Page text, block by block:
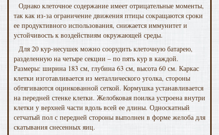
Однако клеточное содержание имеет отрицательные моменты,
так как из-за ограничение движения птицы сокращаются сроки
ее продуктивного использования, снижается иммунитет и
устойчивость к воздействиям окружающей среды.
Для 20 кур-несушек можно соорудить клеточную батарею,
разделенную на четыре секции – по пять кур в каждой.
Размеры: ширина 183 см, глубина 63 см, высота 60 см. Каркас
клетки изготавливается из металлического уголка, стороны
обтягиваются оцинкованной сеткой. Кормушка устанавливается
на передней стенке клетки. Желобковая поилка устроена внутри
клетки у верхней части вдоль всей ее длины. Односкатный
сетчатый пол с передней стороны выполнен в форме желоба для
скатывания снесенных яиц.